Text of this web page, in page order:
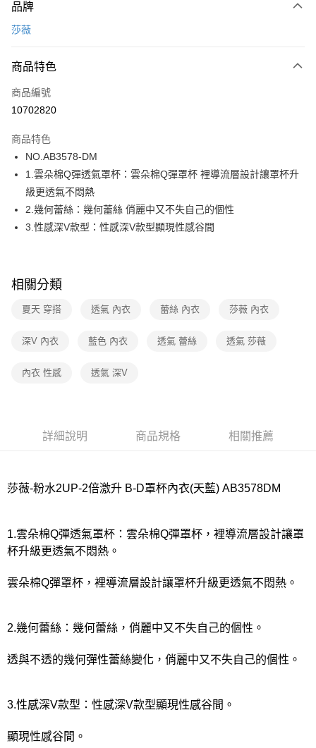
信用卡一次付款
LINE Pay
街口支付
運送方式
全家取貨付款
每筆NT$80，滿NT$1,000(含以上)免運費
付款後全家取貨
每筆NT$80，滿NT$1,000(含以上)免運費
付款後7-11取貨
每筆NT$80，滿NT$1,000(含以上)免運費
品牌
莎薇
商品特色
商品編號
10702820
商品特色
NO.AB3578-DM
1.雲朵棉Q彈透氣罩杯：雲朵棉Q彈罩杯 裡導流層設計讓罩杯升
級更透氣不悶熱
2.幾何蕾絲：幾何蕾絲 俏麗中又不失自己的個性
3.性感深V款型：性感深V款型顯現性感谷間
相關分類
夏天 穿搭 透氣 內衣 蕾絲 內衣 莎薇 內衣
深V 內衣 藍色 內衣 透氣 蕾絲 透氣 莎薇
內衣 性感 透氣 深V
詳細說明 商品規格 相關推薦
莎薇-粉水2UP-2倍激升 B-D罩杯內衣(天藍) AB3578DM
1.雲朵棉Q彈透氣罩杯：雲朵棉Q彈罩杯，裡導流層設計讓罩
杯升級更透氣不悶熱。
雲朵棉Q彈罩杯，裡導流層設計讓罩杯升級更透氣不悶熱。
2.幾何蕾絲：幾何蕾絲，俏麗中又不失自己的個性。
透與不透的幾何彈性蕾絲變化，俏麗中又不失自己的個性。
3.性感深V款型：性感深V款型顯現性感谷間。
顯現性感谷間。